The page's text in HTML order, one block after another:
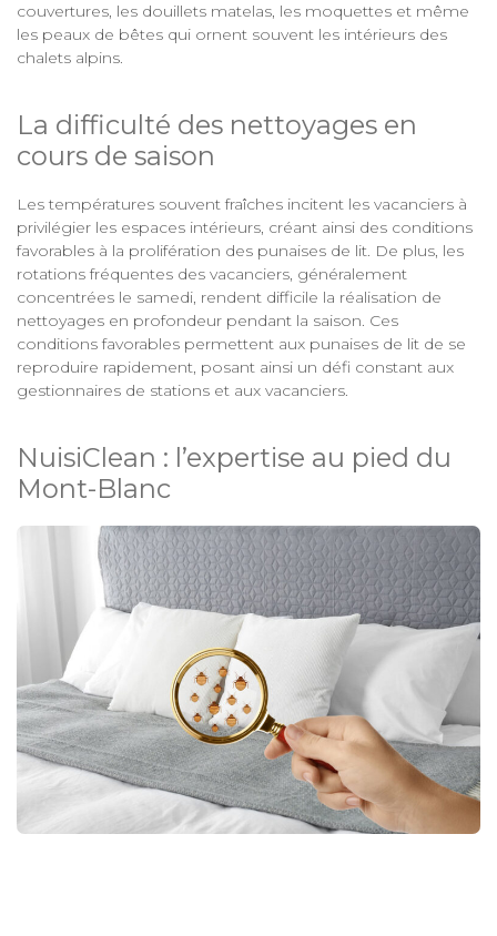
couvertures, les douillets matelas, les moquettes et même
les peaux de bêtes qui ornent souvent les intérieurs des
chalets alpins.
La difficulté des nettoyages en
cours de saison
Les températures souvent fraîches incitent les vacanciers à
privilégier les espaces intérieurs, créant ainsi des conditions
favorables à la prolifération des punaises de lit. De plus, les
rotations fréquentes des vacanciers, généralement
concentrées le samedi, rendent difficile la réalisation de
nettoyages en profondeur pendant la saison. Ces
conditions favorables permettent aux punaises de lit de se
reproduire rapidement, posant ainsi un défi constant aux
gestionnaires de stations et aux vacanciers.
NuisiClean : l’expertise au pied du
Mont-Blanc